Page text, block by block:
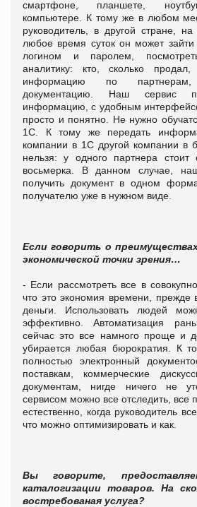
смартфоне, планшете,
компьютере. К тому же в любом
руководитель, в другой стране,
любое время суток он может
логином и паролем,
аналитику: кто, сколько
информацию по
документацию. Наш сервис
информацию, с удобным
просто и понятно. Не нужно
1С. К тому же передать
компании в 1С другой компании в
нельзя: у одного партнера стоит
восьмерка. В данном случае,
получить документ в одном
получателю уже в нужном виде.
Если говорить о
экономической точки зрения…
- Если рассмотреть все в
что это экономия времени, прежде
деньги. Использовать людей
эффективно. Автоматизация
сейчас это все намного проще и
убирается любая бюрократия. К
полностью электронный
поставкам, коммерческие
документам, нигде ничего не
сервисом можно все отследить, все
естественно, когда руководитель
что можно оптимизировать и как.
Вы говорите,
каталогизации товаров. На
востребованая услуга?